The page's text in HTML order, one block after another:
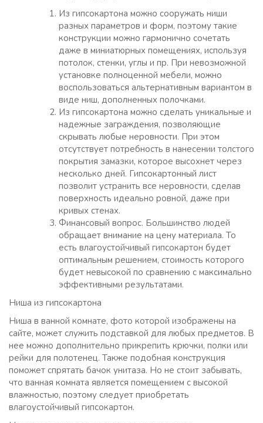
Из гипсокартона можно сооружать ниши
разных параметров и форм, поэтому такие
конструкции можно гармонично сочетать
даже в миниатюрных помещениях, используя
потолок, стенки, углы и пр. При невозможной
установке полноценной мебели, можно
воспользоваться альтернативным вариантом в
виде ниш, дополненных полочками.
Из гипсокартона можно сделать уникальные и
надежные заграждения, позволяющие
скрывать любые неровности. При этом
отсутствует потребность в нанесении толстого
покрытия замазки, которое высохнет через
несколько дней. Гипсокартонный лист
позволит устранить все неровности, сделав
поверхность идеально ровной, даже при
кривых стенах.
Финансовый вопрос. Большинство людей
обращает внимание на цену материала. То
есть влагоустойчивый гипсокартон будет
оптимальным решением, стоимость которого
будет невысокой по сравнению с максимально
эффективными результатами.
Ниша из гипсокартона
Ниша в ванной комнате, фото которой изображены на
сайте, может служить подставкой для любых предметов. В
нее можно дополнительно прикрепить крючки, полки или
рейки для полотенец. Также подобная конструкция
поможет спрятать бачок унитаза. Но не стоит забывать,
что ванная комната является помещением с высокой
влажностью, поэтому следует приобретать
влагоустойчивый гипсокартон.